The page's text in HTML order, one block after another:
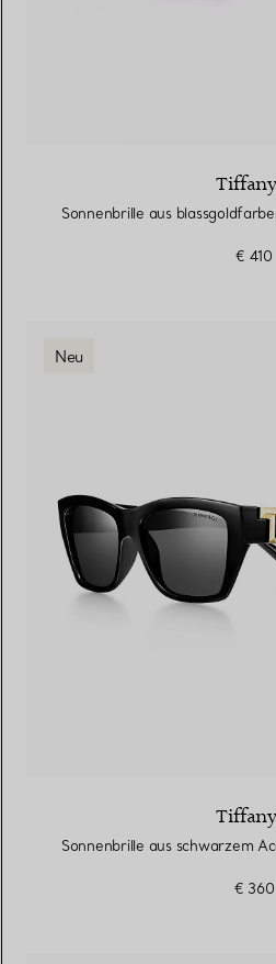
€ 410
Neu
€ 360